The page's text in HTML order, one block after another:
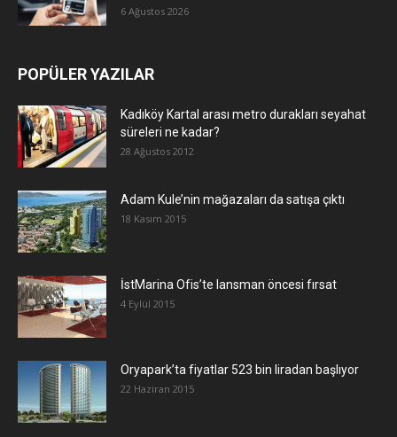
6 Ağustos 2026
POPÜLER YAZILAR
Kadıköy Kartal arası metro durakları seyahat
süreleri ne kadar?
28 Ağustos 2012
Adam Kule’nin mağazaları da satışa çıktı
18 Kasım 2015
İstMarina Ofis’te lansman öncesi fırsat
4 Eylül 2015
Oryapark’ta fiyatlar 523 bin liradan başlıyor
22 Haziran 2015